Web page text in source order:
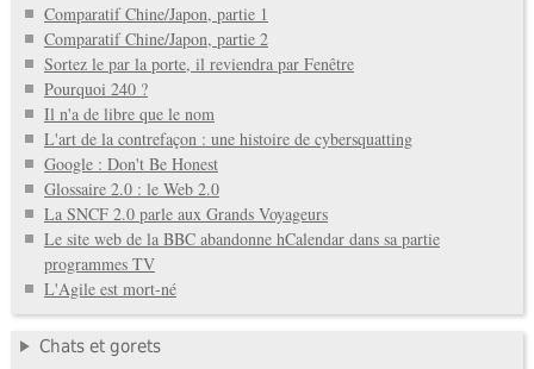
Comparatif Chine/Japon, partie 1
Comparatif Chine/Japon, partie 2
Sortez le par la porte, il reviendra par Fenêtre
Pourquoi 240 ?
Il n'a de libre que le nom
L'art de la contrefaçon : une histoire de cybersquatting
Google : Don't Be Honest
Glossaire 2.0 : le Web 2.0
La SNCF 2.0 parle aux Grands Voyageurs
Le site web de la BBC abandonne hCalendar dans sa partie
programmes TV
L'Agile est mort-né
Chats et gorets